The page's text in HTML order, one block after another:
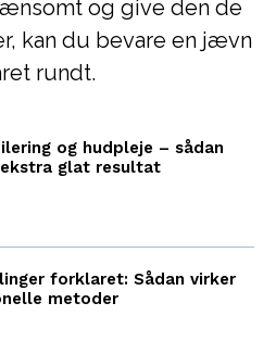
og give den de
kan du bevare en jævn
rundt.
og hudpleje – sådan
glat resultat
forklaret: Sådan virker
metoder